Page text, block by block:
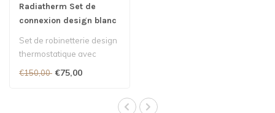
Radiatherm Set de
connexion design blanc
Set de robinetterie design
thermostatique avec
depuis le so..
€150,00 €75,00